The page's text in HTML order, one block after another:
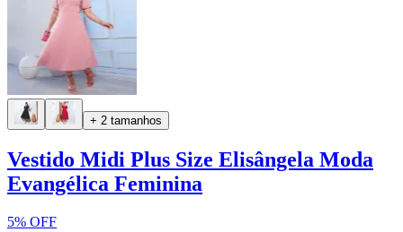
+ 2 tamanhos
Vestido Midi Plus Size Elisângela Moda
Evangélica Feminina
5% OFF